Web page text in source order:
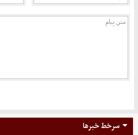
سرخط خبرها